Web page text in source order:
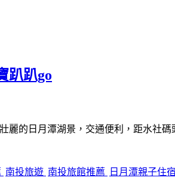
趴趴go
麗的日月潭湖景，交通便利，距水社碼
南投旅遊 南投旅館推薦 日月潭親子住宿